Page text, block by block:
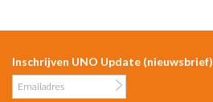
Inschrijven UNO Update (nieuwsbrief)